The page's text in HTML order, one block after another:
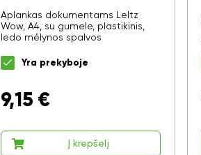
Aplankas dokumentams LeItz
Wow, A4, su gumele, plastikinis,
ledo mėlynos spalvos
Yra prekyboje
9,15 €
Į krepšelį